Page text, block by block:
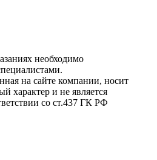
необходимо
на сайте компании, носит
характер и не является
со ст.437 ГК РФ